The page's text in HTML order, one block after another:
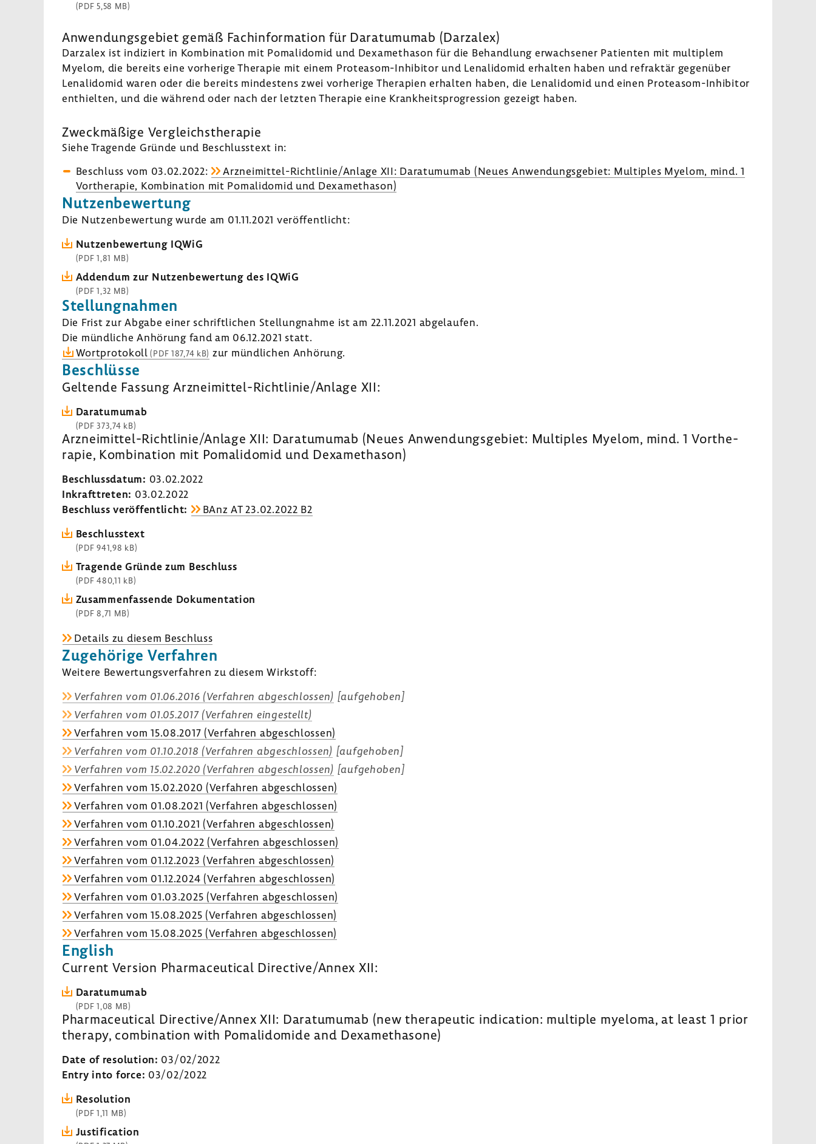
(PDF 5,58 MB)
Anwen­dungs­ge­biet gemäß Fach­in­for­ma­tion für Dara­tu­mumab (Darzalex)
Darzalex ist indi­ziert in Kombi­na­tion mit Poma­li­domid und Dexa­me­thason für die Behand­lung erwach­sener Pati­enten mit multi­plem
Myelom, die bereits eine vorhe­rige Therapie mit einem Proteasom-​Inhibitor und Lena­li­domid erhalten haben und refraktär gegen­über
Lena­li­domid waren oder die bereits mindes­tens zwei vorhe­rige Thera­pien erhalten haben, die Lena­li­domid und einen Proteasom-​Inhibitor
enthielten, und die während oder nach der letzten Therapie eine Krank­heits­pro­gres­sion gezeigt haben.
Zweck­mä­ßige Vergleichs­the­rapie
Siehe Tragende Gründe und Beschluss­text in:
Beschluss vom 03.02.2022:
Arzneimittel-​Richtlinie/Anlage XII: Dara­tu­mumab (Neues Anwen­dungs­ge­biet: Multi­ples Myelom, mind. 1
Vorthe­rapie, Kombi­na­tion mit Poma­li­domid und Dexa­me­thason)
Nutzen­be­wer­tung
Die Nutzen­be­wer­tung wurde am 01.11.2021 veröf­fent­licht:
Nutzen­be­wer­tung IQWiG
(PDF 1,81 MB)
Addendum zur Nutzen­be­wer­tung des IQWiG
(PDF 1,32 MB)
Stel­lung­nahmen
Die Frist zur Abgabe einer schrift­li­chen Stel­lung­nahme ist am 22.11.2021 abge­laufen.
Die münd­liche Anhö­rung fand am 06.12.2021 statt.
Wort­pro­to­koll (PDF 187,74 kB) zur münd­li­chen Anhö­rung.
Beschlüsse
Geltende Fassung Arzneimittel-​Richtlinie/Anlage XII:
Dara­tu­mumab
(PDF 373,74 kB)
Arzneimittel-​Richtlinie/Anlage XII: Dara­tu­mumab (Neues Anwen­dungs­ge­biet: Multi­ples Myelom, mind. 1 Vorthe­
rapie, Kombi­na­tion mit Poma­li­domid und Dexa­me­thason)
Beschluss­datum: 03.02.2022
Inkraft­treten: 03.02.2022
Beschluss veröf­fent­licht:
BAnz AT 23.02.2022 B2
Beschluss­text
(PDF 941,98 kB)
Tragende Gründe zum Beschluss
(PDF 480,11 kB)
Zusam­men­fas­sende Doku­men­ta­tion
(PDF 8,71 MB)
Details zu diesem Beschluss
Zuge­hö­rige Verfahren
Weitere Bewer­tungs­ver­fahren zu diesem Wirk­stoff:
Verfahren vom 01.06.2016 (Verfahren abge­schlossen) [aufge­hoben]
Verfahren vom 01.05.2017 (Verfahren einge­stellt)
Verfahren vom 15.08.2017 (Verfahren abge­schlossen)
Verfahren vom 01.10.2018 (Verfahren abge­schlossen) [aufge­hoben]
Verfahren vom 15.02.2020 (Verfahren abge­schlossen) [aufge­hoben]
Verfahren vom 15.02.2020 (Verfahren abge­schlossen)
Verfahren vom 01.08.2021 (Verfahren abge­schlossen)
Verfahren vom 01.10.2021 (Verfahren abge­schlossen)
Verfahren vom 01.04.2022 (Verfahren abge­schlossen)
Verfahren vom 01.12.2023 (Verfahren abge­schlossen)
Verfahren vom 01.12.2024 (Verfahren abge­schlossen)
Verfahren vom 01.03.2025 (Verfahren abge­schlossen)
Verfahren vom 15.08.2025 (Verfahren abge­schlossen)
Verfahren vom 15.08.2025 (Verfahren abge­schlossen)
English
Current Version Pharmaceutical Directive/Annex XII:
Daratumumab
(PDF 1,08 MB)
Pharmaceutical Directive/Annex XII: Daratumumab (new therapeutic indication: multiple myeloma, at least 1 prior
therapy, combination with Pomalidomide and Dexamethasone)
Date of resolution: 03/02/2022
Entry into force: 03/02/2022
Resolution
(PDF 1,11 MB)
Justification